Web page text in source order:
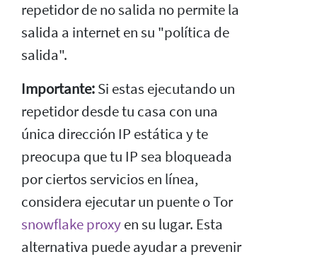
repetidor de no salida no permite la
salida a internet en su "política de
salida".
Importante:Si estas ejecutando un
repetidor desde tu casa con una
única dirección IP estática y te
preocupa que tu IP sea bloqueada
por ciertos servicios en línea,
considera ejecutar un puente o Tor
snowflake proxyen su lugar. Esta
alternativa puede ayudar a prevenir